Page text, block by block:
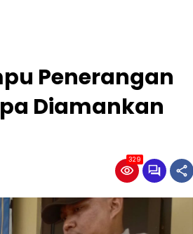
Penerangan
Diamankan
329